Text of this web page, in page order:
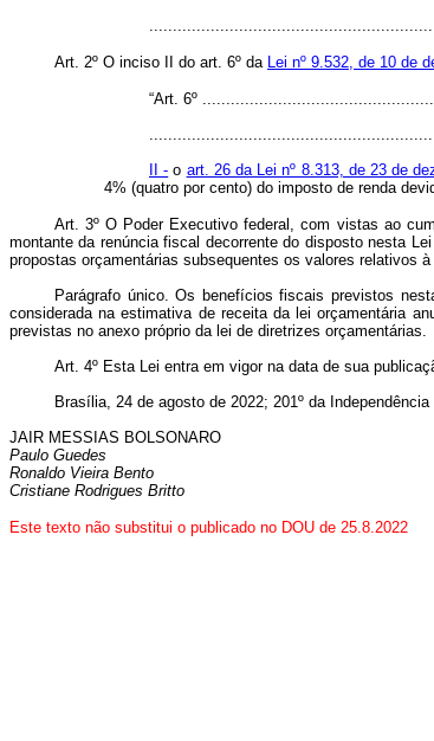
Art. 2º O inciso II do art. 6º da Lei nº 9.532, de 10 de
“Art. 6º
II - o art. 26 da Lei nº 8.313, de 23 de
4% (quatro por cento) do imposto de renda
Art. 3º O Poder Executivo federal, com vistas ao
montante da renúncia fiscal decorrente do disposto nesta
propostas orçamentárias subsequentes os valores relativos
Parágrafo único. Os benefícios fiscais previstos
considerada na estimativa de receita da lei orçamentária
previstas no anexo próprio da lei de diretrizes orçamentárias.
Art. 4º Esta Lei entra em vigor na data de sua
Brasília, 24 de agosto de 2022; 201º da Independência
JAIR MESSIAS BOLSONARO
Paulo Guedes
Ronaldo Vieira Bento
Cristiane Rodrigues Britto
Este texto não substitui o publicado no DOU de 25.8.2022